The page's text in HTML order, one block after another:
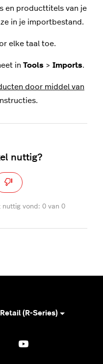
en producttitels van je
in je importbestand.
elke taal toe.
in Tools > Imports.
door middel van
nuttig?
vond: 0 van 0
Retail (R-Series)